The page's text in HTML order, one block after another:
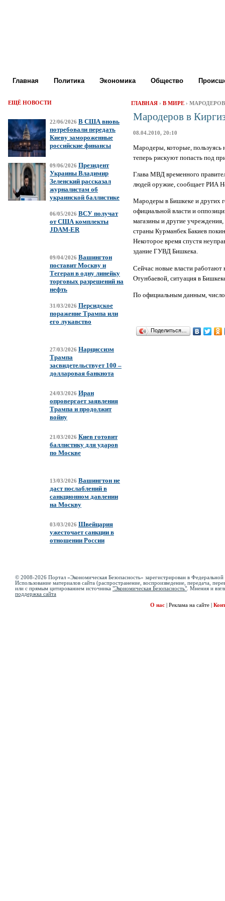
Главная Политика Экономика Общество
ЕЩЁ НОВОСТИ
22/06/2026 В США вновь
потребовали передать
Киеву замороженные
российские финансы
09/06/2026 Президент
Украины Владимир
Зеленский рассказал
журналистам об
украинской баллистике
06/05/2026 ВСУ получат
от США комплекты
JDAM-ER
09/04/2026 Вашингтон
поставит Москву и
Тегеран в одну линейку
торговых разрешений на
нефть
31/03/2026 Персидское
поражение Трампа или
его лукавство
27/03/2026 Нарциссизм
Трампа
засвидетельствует 100 –
долларовая банкнота
24/03/2026 Иран
опровергает заявления
Трампа и продолжит
войну
21/03/2026 Киев готовит
баллистику для ударов
по Москве
13/03/2026 Вашингтон не
даст послаблений в
санкционном давлении
на Москву
03/03/2026 Швейцария
ужесточает санкции в
отношении России
ГЛАВНАЯ › В МИРЕ ›
Мародеров в
08.04.2010, 20:10
Мародеры, которые, пользуясь
теперь рискуют попасть под
Глава МВД временного
людей оружие, сообщает РИА
Мародеры в Бишкеке и других
официальной власти и
магазины и другие
страны Курманбек Бакиев
Некоторое время спустя
здание ГУВД Бишкека.
Сейчас новые власти работают
Отунбаевой, ситуация в
По официальным данным, число
Поделиться…
© 2008-2026 Портал «Экономическая Безопасность» зарегистрирован в
Использование материалов сайта (распространение, воспроизведение, передача,
или с прямым цитированием источника "Экономическая Безопасность" . Мнения и
поддержка сайта
О нас
Реклама на сайте